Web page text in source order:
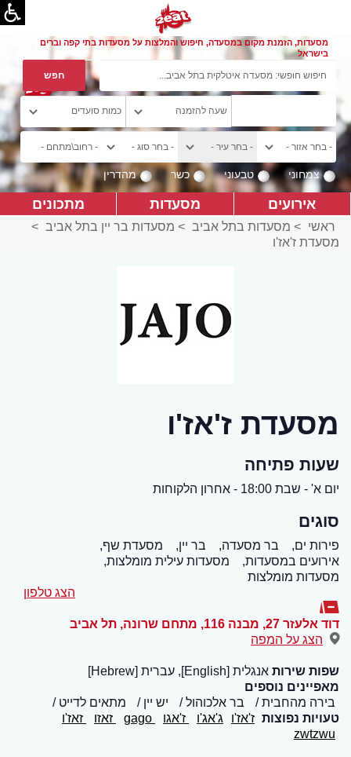
מסעדות, הזמנת מקום במסעדה, חיפוש והמלצות על מסעדות בתי קפה וברים
בישראל
צמחוני טבעוני כשר מהדרין
אירועים מסעדות מתכונים
ראשי > מסעדות בתל אביב > מסעדות בר יין בתל אביב >
מסעדת ז'אז'ו
מסעדת ז'אז'ו
שעות פתיחה
יום א' - שבת 18:00 - אחרון הלקוחות
סוגים
פירות ים, בר מסעדה, בר יין,
מסעדת שף,
אירועים במסעדות,
מסעדות עילית מומלצות,
מסעדות מומלצות
הצג טלפון
דוד אלעזר 27, מבנה 116, מתחם שרונה , תל אביב
הצג על המפה
שפות שירות אנגלית [English], עברית [Hebrew]
מאפיינים נוספים
בירה מהחבית
בר אלכוהול יש יין
מתאים לדייט
טעויות נפוצות ז'אז'ו ג'אג'ו ז'אגו זאזו
זאז'ו
zwtzwu